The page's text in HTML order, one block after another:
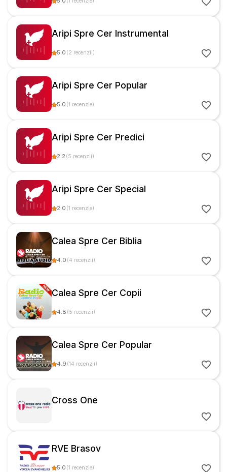
Aripi Spre Cer Instrumental
5.0 (2 recenzii)
Aripi Spre Cer Popular
5.0 (1 recenzie)
Aripi Spre Cer Predici
2.2 (5 recenzii)
Aripi Spre Cer Special
2.0 (1 recenzie)
Calea Spre Cer Biblia
4.0 (4 recenzii)
Calea Spre Cer Copii
4.8 (5 recenzii)
Calea Spre Cer Popular
4.9 (14 recenzii)
Cross One
RVE Brasov
5.0 (1 recenzie)